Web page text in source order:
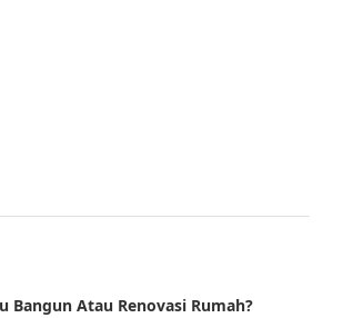
Bangun Atau Renovasi Rumah?